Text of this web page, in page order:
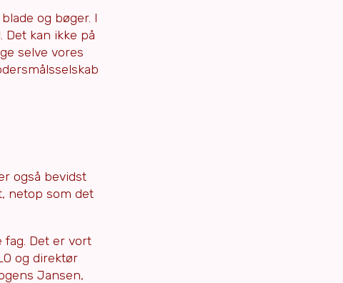
og bøger. I
kan ikke på
selve vores
også bevidst
netop som det
fag. Det er vort
og direktør
Jansen,